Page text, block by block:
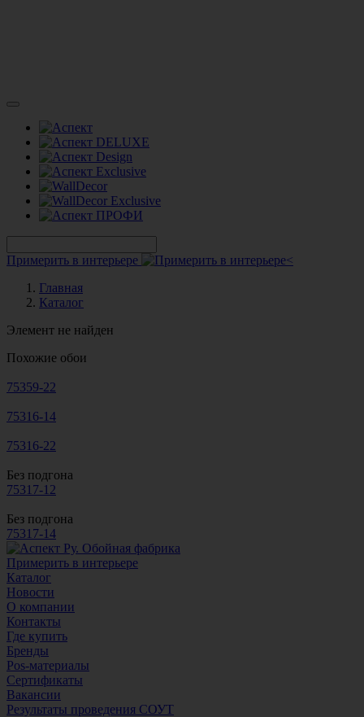
Примерить в интерьере
Главная
Каталог
Элемент не найден
Похожие обои
75359-22
75316-14
75316-22
Без подгона
75317-12
Без подгона
75317-14
Примерить в интерьере
Каталог
Новости
О компании
Контакты
Где купить
Бренды
Pos-материалы
Сертификаты
Вакансии
Результаты проведения СОУТ